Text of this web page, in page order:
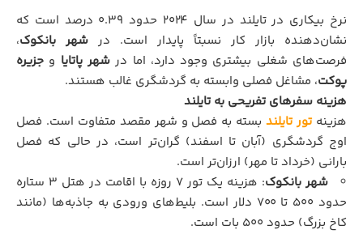
نرخ بیکاری در تایلند در سال ۲۰۲۴ حدود ۰.۳۹ درصد است که
نشان‌دهنده بازار کار نسبتاً پایدار است. در شهر بانکوک،
فرصت‌های شغلی بیشتری وجود دارد، اما درشهر پاتایا و جزیره
پوکت، مشاغل فصلی وابسته به گردشگری غالب هستند.
هزینه سفرهای تفریحی به تایلند
هزینهتور تایلندبسته به فصل و شهر مقصد متفاوت است. فصل
اوج گردشگری (آبان تا اسفند) گران‌تر است، در حالی که فصل
بارانی (خرداد تا مهر) ارزان‌تر است.
شهر بانکوک
: هزینه یک تور ۷ روزه با اقامت در هتل ۳ ستاره
حدود ۵۰۰ تا ۷۰۰ دلار است. بلیط‌های ورودی به جاذبه‌ها (مانند
کاخ بزرگ) حدود ۵۰۰ بات است.